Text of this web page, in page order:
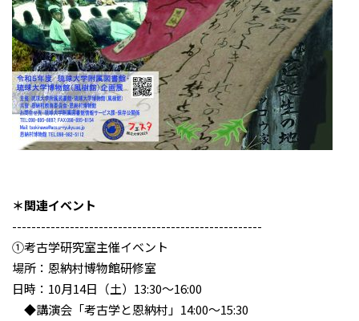
＊関連イベント
----------------------------------------------------
①考古学研究室主催イベント
場所：恩納村博物館研修室
日時：10月14日（土）13:30～16:00
◆講演会「考古学と恩納村」14:00～15:30